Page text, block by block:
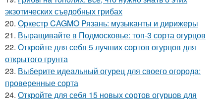
экзотических съедобных грибах
20. Оркестр CAGMO Рязань: музыканты и дирижеры
21. Выращивайте в Подмосковье: топ-3 сорта огурцов
22. Откройте для себя 5 лучших сортов огурцов для
открытого грунта
23. Выберите идеальный огурец для своего огорода:
проверенные сорта
24. Откройте для себя 15 новых сортов огурцов для